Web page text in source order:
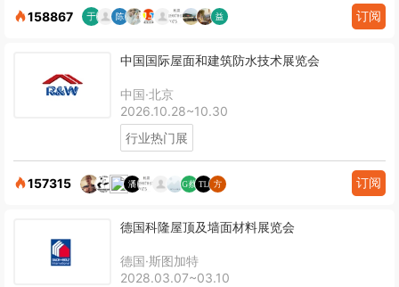
158867 订阅
中国国际屋面和建筑防水技术展览会
中国·北京
2026.10.28~10.30
行业热门展
157315 订阅
德国科隆屋顶及墙面材料展览会
德国·斯图加特
2028.03.07~03.10